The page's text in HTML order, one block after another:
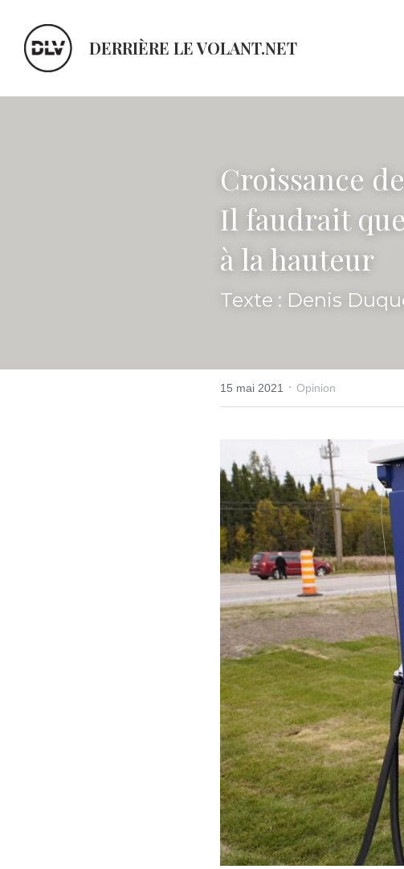
DERRIÈRE LE VOLANT.NET
Croissance
Il faudrait
à la hauteur
Texte : Denis
15 mai 2021 · Opinion